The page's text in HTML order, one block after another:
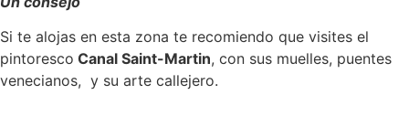
Si te alojas en esta zona te recomiendo que visites el
pintoresco Canal Saint-Martin, con sus muelles, puentes
venecianos, y su arte callejero.